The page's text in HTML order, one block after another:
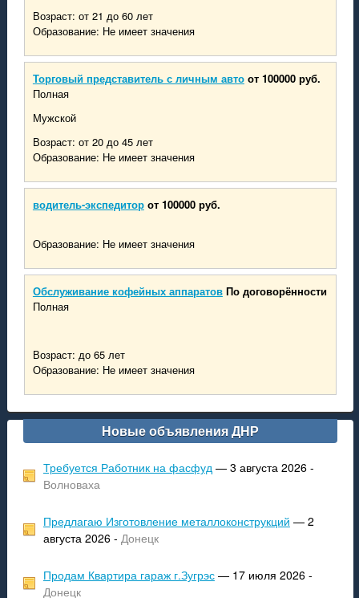
Возраст: от 21 до 60 лет
Образование: Не имеет значения
Торговый представитель с личным авто от 100000 руб.
Полная
Мужской
Возраст: от 20 до 45 лет
Образование: Не имеет значения
водитель-экспедитор от 100000 руб.
Образование: Не имеет значения
Обслуживание кофейных аппаратов По договорённости
Полная
Возраст: до 65 лет
Образование: Не имеет значения
Новые объявления ДНР
Требуется Работник на фасфуд— 3 августа 2026 -
Волноваха
Предлагаю Изготовление металлоконструкций — 2
августа 2026 - Донецк
Продам Квартира гараж г.Зугрэс— 17 июля 2026 -
Донецк